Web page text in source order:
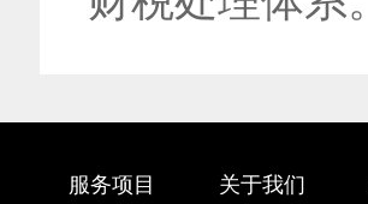
服务项目 关于我们